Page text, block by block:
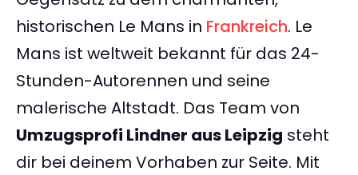
historischen Le Mans in Frankreich. Le
Mans ist weltweit bekannt für das 24-
Stunden-Autorennen und seine
malerische Altstadt. Das Team von
Umzugsprofi Lindner aus Leipzig steht
dir bei deinem Vorhaben zur Seite. Mit